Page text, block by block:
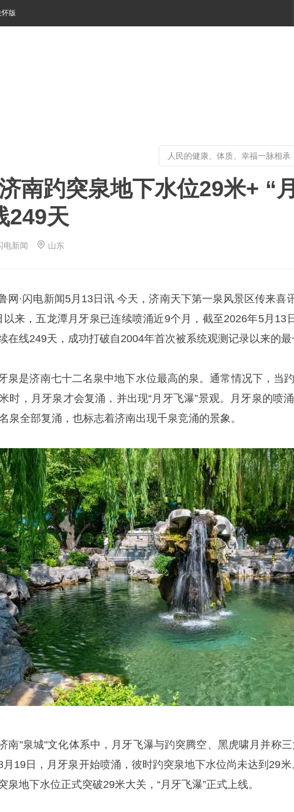
怀版
南趵突泉地下水位29米+ “
249天
电新闻 山东
网·闪电新闻5月13日讯 今天，济南天下第一泉风景区传来
以来，五龙潭月牙泉已连续喷涌近9个月，截至2026年5月13
在线249天，成功打破自2004年首次被系统观测记录以来的最
泉是济南七十二名泉中地下水位最高的泉。通常情况下，当
时，月牙泉才会复涌，并出现“月牙飞瀑”景观。月牙泉的喷
泉全部复涌，也标志着济南出现千泉竞涌的景象。
南"泉城"文化体系中，月牙飞瀑与趵突腾空、黑虎啸月并称
月19日，月牙泉开始喷涌，彼时趵突泉地下水位尚未达到29米
泉地下水位正式突破29米大关，“月牙飞瀑”正式上线。